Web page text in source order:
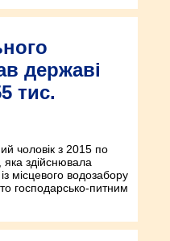
державі
тис.
чоловік з 2015 по
яка здійснювала
місцевого водозабору
господарсько-питним